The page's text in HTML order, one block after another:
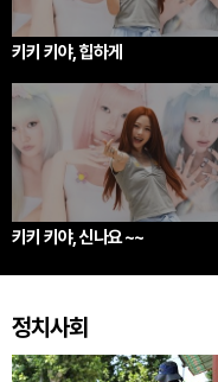
키키 키야, 힙하게
키키 키야, 신나요 ~~
정치사회